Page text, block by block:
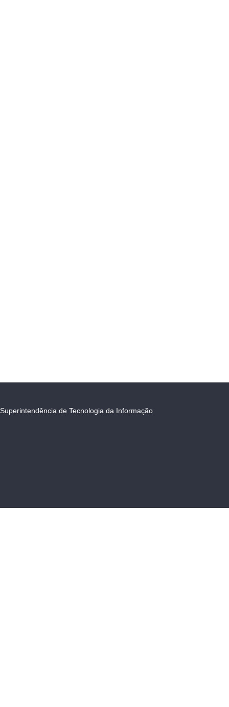
Superintendência de Tecnologia da Informação